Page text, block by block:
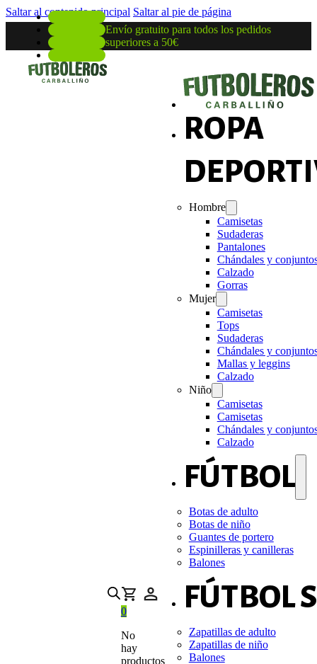
Saltar al contenido principal Saltar al pie de página
Envío gratuito para todos los pedidos
superiores a 50€
0
No
hay
productos
ROPA
Hombre
Camisetas
Sudaderas
Pantalones
Chándales y
Calzado
Gorras
Mujer
Camisetas
Tops
Sudaderas
Chándales y
Mallas y leggins
Calzado
Niño
Camisetas
Camisetas
Chándales y
Calzado
FÚTBOL
Botas de adulto
Botas de niño
Guantes de portero
Espinilleras y canilleras
Balones
FÚTBOL
Zapatillas de adulto
Zapatillas de niño
Balones